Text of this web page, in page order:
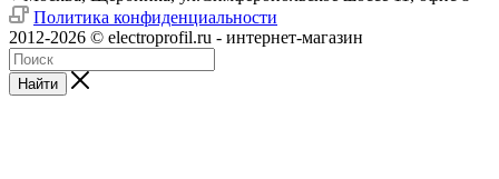
Политика конфиденциальности
2012-2026 © electroprofil.ru - интернет-магазин
Найти